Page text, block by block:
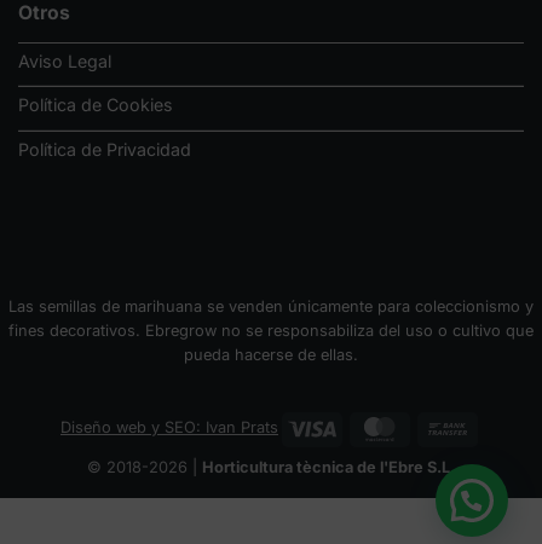
Otros
Aviso Legal
Política de Cookies
Política de Privacidad
Las semillas de marihuana se venden únicamente para coleccionismo y
fines decorativos. Ebregrow no se responsabiliza del uso o cultivo que
pueda hacerse de ellas.
Diseño web y SEO: Ivan Prats Visa MasterCard
© 2018-2026 | Horticultura tècnica de l'Ebre S.L.